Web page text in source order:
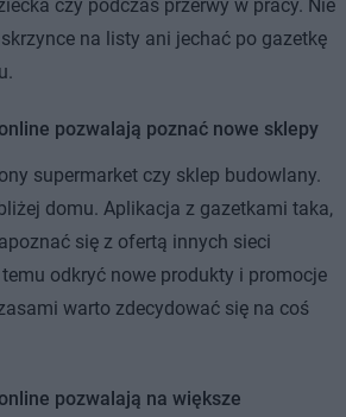
czy podczas przerwy w pracy. Nie
na listy ani jechać po gazetkę
pozwalają poznać nowe sklepy
supermarket czy sklep budowlany.
domu. Aplikacja z gazetkami taka,
się z ofertą innych sieci
odkryć nowe produkty i promocje
warto zdecydować się na coś
pozwalają na większe